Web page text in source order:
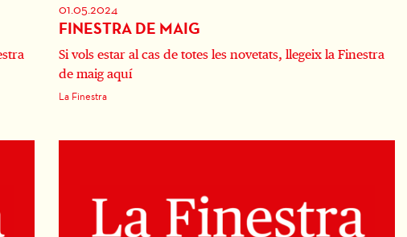
01.05.2024
FINESTRA DE MAIG
Si vols estar al cas de totes les novetats, llegeix la Finestra
de maig aquí
La Finestra